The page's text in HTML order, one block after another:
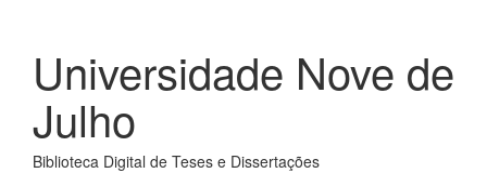
Universidade Nove de
Julho
Biblioteca Digital de Teses e Dissertações